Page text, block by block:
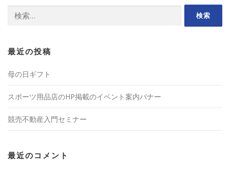
索:
最近の投稿
母の日ギフト
スポーツ用品店のHP掲載のイベント案内バナー
競売不動産入門セミナー
最近のコメント